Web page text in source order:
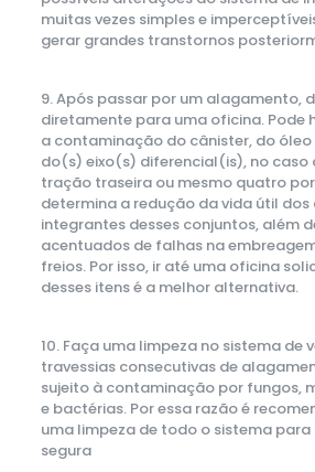
muitas vezes simples e
gerar grandes transtornos
9. Após passar por um alagamento,
diretamente para uma oficina. Pode
a contaminação do cânister, do
do(s) eixo(s) diferencial(is), no caso
tração traseira ou mesmo quatro
determina a redução da vida útil
integrantes desses conjuntos, além
acentuados de falhas na
freios. Por isso, ir até uma oficina
desses itens é a melhor alternativa.
10. Faça uma limpeza no sistema de
travessias consecutivas de
sujeito à contaminação por fungos,
e bactérias. Por essa razão é
uma limpeza de todo o sistema
segura